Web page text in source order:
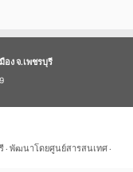
อง จ.เพชรบุรี
· พัฒนาโดยศูนย์สารสนเทศ ·